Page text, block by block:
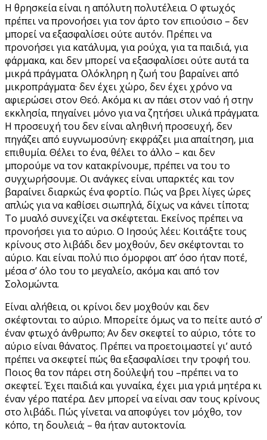
Η θρησκεία είναι η απόλυτη πολυτέλεια. Ο φτωχός
πρέπει να προνοήσει για τον άρτο τον επιούσιο – δεν
μπορεί να εξασφαλίσει ούτε αυτόν. Πρέπει να
προνοήσει για κατάλυμα, για ρούχα, για τα παιδιά, για
φάρμακα, και δεν μπορεί να εξασφαλίσει ούτε αυτά τα
μικρά πράγματα. Ολόκληρη η ζωή του βαραίνει από
μικροπράγματα· δεν έχει χώρο, δεν έχει χρόνο να
αφιερώσει στον Θεό. Ακόμα κι αν πάει στον ναό ή στην
εκκλησία, πηγαίνει μόνο για να ζητήσει υλικά πράγματα.
Η προσευχή του δεν είναι αληθινή προσευχή, δεν
πηγάζει από ευγνωμοσύνη· εκφράζει μια απαίτηση, μια
επιθυμία. Θέλει το ένα, θέλει το άλλο – και δεν
μπορούμε να τον κατακρίνουμε, πρέπει να του το
συγχωρήσουμε. Οι ανάγκες είναι υπαρκτές και τον
βαραίνει διαρκώς ένα φορτίο. Πώς να βρει λίγες ώρες
απλώς για να καθίσει σιωπηλά, δίχως να κάνει τίποτα;
Το μυαλό συνεχίζει να σκέφτεται. Εκείνος πρέπει να
προνοήσει για το αύριο. Ο Ιησούς λέει: Κοιτάξτε τους
κρίνους στο λιβάδι δεν μοχθούν, δεν σκέφτονται το
αύριο. Και είναι πολύ πιο όμορφοι απ’ όσο ήταν ποτέ,
μέσα σ’ όλο του το μεγαλείο, ακόμα και από τον
Σολομώντα.
Είναι αλήθεια, οι κρίνοι δεν μοχθούν και δεν
σκέφτονται το αύριο. Μπορείτε όμως να το πείτε αυτό σ’
έναν φτωχό άνθρωπο; Αν δεν σκεφτεί το αύριο, τότε το
αύριο είναι θάνατος. Πρέπει να προετοιμαστεί γι’ αυτό
πρέπει να σκεφτεί πώς θα εξασφαλίσει την τροφή του.
Ποιος θα τον πάρει στη δούλεψή του –πρέπει να το
σκεφτεί. Έχει παιδιά και γυναίκα, έχει μια γριά μητέρα κι
έναν γέρο πατέρα. Δεν μπορεί να είναι σαν τους κρίνους
στο λιβάδι. Πώς γίνεται να αποφύγει τον μόχθο, τον
κόπο, τη δουλειά; – θα ήταν αυτοκτονία.